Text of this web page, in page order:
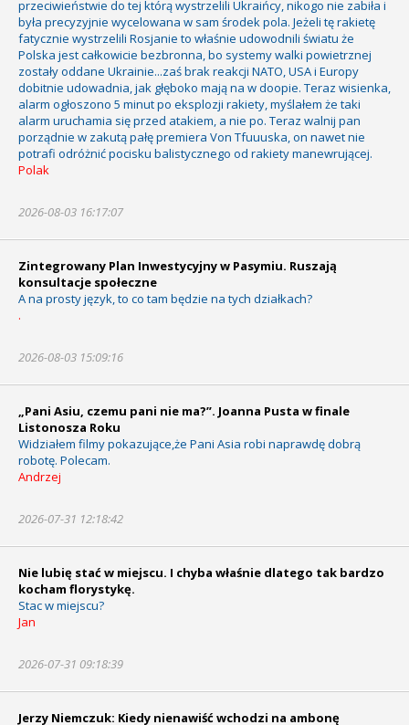
przeciwieństwie do tej którą wystrzelili Ukraińcy, nikogo nie zabiła i
była precyzyjnie wycelowana w sam środek pola. Jeżeli tę rakietę
fatycznie wystrzelili Rosjanie to właśnie udowodnili światu że
Polska jest całkowicie bezbronna, bo systemy walki powietrznej
zostały oddane Ukrainie...zaś brak reakcji NATO, USA i Europy
dobitnie udowadnia, jak głęboko mają na w doopie. Teraz wisienka,
alarm ogłoszono 5 minut po eksplozji rakiety, myślałem że taki
alarm uruchamia się przed atakiem, a nie po. Teraz walnij pan
porządnie w zakutą pałę premiera Von Tfuuuska, on nawet nie
potrafi odróżnić pocisku balistycznego od rakiety manewrującej.
Polak
2026-08-03 16:17:07
Zintegrowany Plan Inwestycyjny w Pasymiu. Ruszają
konsultacje społeczne
A na prosty język, to co tam będzie na tych działkach?
.
2026-08-03 15:09:16
„Pani Asiu, czemu pani nie ma?”. Joanna Pusta w finale
Listonosza Roku
Widziałem filmy pokazujące,że Pani Asia robi naprawdę dobrą
robotę. Polecam.
Andrzej
2026-07-31 12:18:42
Nie lubię stać w miejscu. I chyba właśnie dlatego tak bardzo
kocham florystykę.
Stac w miejscu?
Jan
2026-07-31 09:18:39
Jerzy Niemczuk: Kiedy nienawiść wchodzi na ambonę